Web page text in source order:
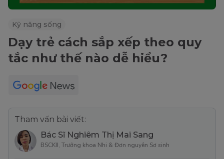
Kỹ năng sống
Dạy trẻ cách sắp xếp theo quy
tắc như thế nào dễ hiểu?
Tham vấn bài viết:
Bác Sĩ Nghiêm Thị Mai Sang
BSCKII, Trưởng khoa Nhi & Đơn nguyên Sơ sinh